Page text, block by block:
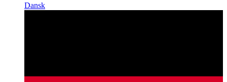
Dansk